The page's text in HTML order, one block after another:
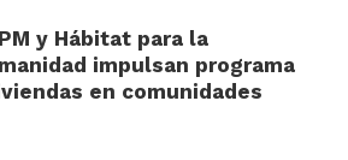
y Hábitat para la
impulsan programa
en comunidades